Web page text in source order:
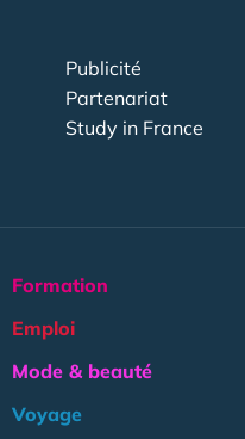
Publicité
Partenariat
Study in France
Formation
Emploi
Mode & beauté
Voyage